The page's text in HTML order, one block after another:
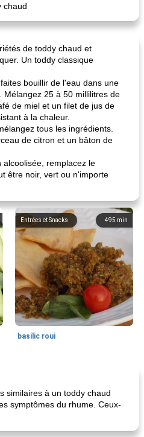
chaud
de toddy chaud et
Un toddy classique
bouillir de l'eau dans une
Mélangez 25 à 50 millilitres de
de miel et un filet de jus de
à la chaleur.
tous les ingrédients.
de citron et un bâton de
remplacez le
être noir, vert ou n'importe
495 min
Entrées et Snacks
basilic roui
similaires à un toddy chaud
symptômes du rhume. Ceux-